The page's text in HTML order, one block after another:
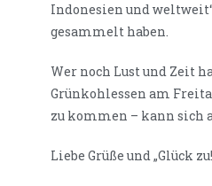
Indonesien und
gesammelt haben.
Wer noch Lust und Zeit
Grünkohlessen am
zu kommen – kann sich
Liebe Grüße und „Glück